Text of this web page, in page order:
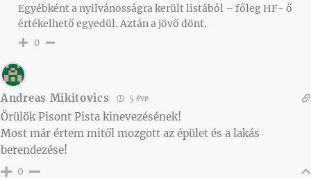
Egyébként a nyilvánosságra került listából – főleg HF- ő
értékelhető egyedül. Aztán a jövő dönt.
0
Andreas Mikitovics 5 éve
Örülök Pisont Pista kinevezésének!
Most már értem mitől mozgott az épület és a lakás
berendezése!
0